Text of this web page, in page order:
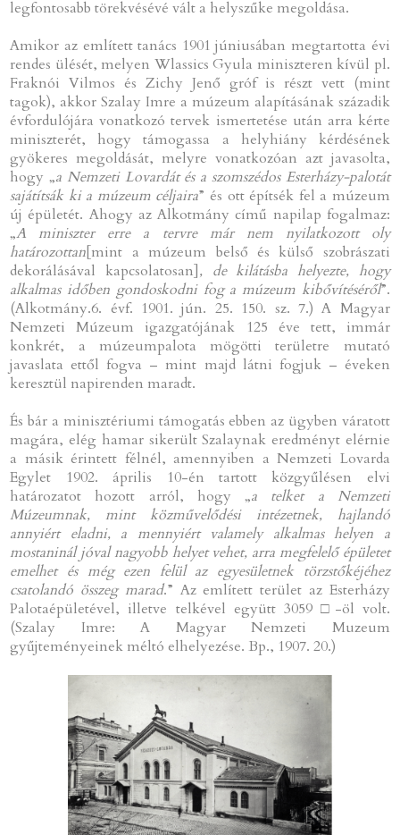
legfontosabb törekvésévé vált a helyszűke megoldása.
Amikor az említett tanács 1901 júniusában megtartotta évi
rendes ülését, melyen Wlassics Gyula miniszteren kívül pl.
Fraknói Vilmos és Zichy Jenő gróf is részt vett (mint
tagok), akkor Szalay Imre a múzeum alapításának századik
évfordulójára vonatkozó tervek ismertetése után arra kérte
miniszterét, hogy támogassa a helyhiány kérdésének
gyökeres megoldását, melyre vonatkozóan azt javasolta,
hogy „a Nemzeti Lovardát és a szomszédos Esterházy-palotát
sajátítsák ki a múzeum céljaira” és ott építsék fel a múzeum
új épületét. Ahogy az Alkotmány című napilap fogalmaz:
„A miniszter erre a tervre már nem nyilatkozott oly
határozottan[mint a múzeum belső és külső szobrászati
dekorálásával kapcsolatosan], de kilátásba helyezte, hogy
alkalmas időben gondoskodni fog a múzeum kibővítéséről”.
(Alkotmány.6. évf. 1901. jún. 25. 150. sz. 7.) A Magyar
Nemzeti Múzeum igazgatójának 125 éve tett, immár
konkrét, a múzeumpalota mögötti területre mutató
javaslata ettől fogva – mint majd látni fogjuk – éveken
keresztül napirenden maradt.
És bár a minisztériumi támogatás ebben az ügyben váratott
magára, elég hamar sikerült Szalaynak eredményt elérnie
a másik érintett félnél, amennyiben a Nemzeti Lovarda
Egylet 1902. április 10-én tartott közgyűlésen elvi
határozatot hozott arról, hogy „a telket a Nemzeti
Múzeumnak, mint közművelődési intézetnek, hajlandó
annyiért eladni, a mennyiért valamely alkalmas helyen a
mostaninál jóval nagyobb helyet vehet, arra megfelelő épületet
emelhet és még ezen felül az egyesületnek törzstőkéjéhez
csatolandó összeg marad.” Az említett terület az Esterházy
Palotaépületével, illetve telkével együtt 3059 □-öl volt.
(Szalay Imre: A Magyar Nemzeti Muzeum
gyűjteményeinek méltó elhelyezése. Bp., 1907. 20.)